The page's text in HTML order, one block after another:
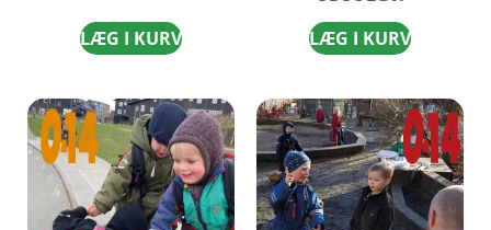
LÆG I KURV
LÆG I KURV